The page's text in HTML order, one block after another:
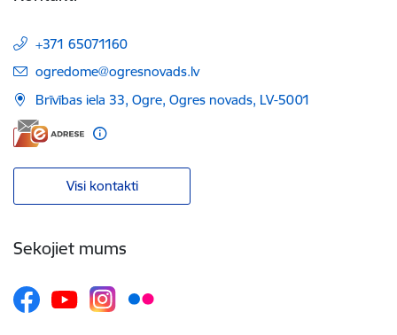
+371 65071160
E-pasts:
ogredome@ogresnovads.lv
Brīvības iela 33, Ogre, Ogres novads, LV-5001
Visi kontakti
Sekojiet mums